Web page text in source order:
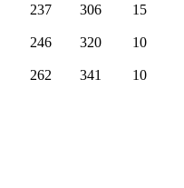
237 306 15
246 320 10
262 341 10